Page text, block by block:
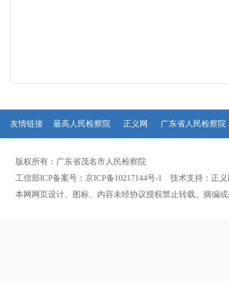
友情链接 最高人民检察院 正义网 广东省人民检察院
版权所有：广东省茂名市人民检察院
工信部ICP备案号：京ICP备10217144号-1 技术支持：正义
本网网页设计、图标、内容未经协议授权禁止转载、摘编